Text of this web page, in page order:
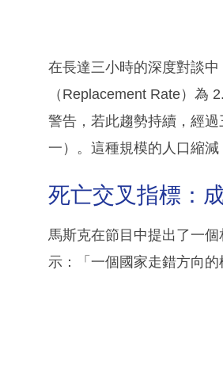
在長達三小時的深度對談
（Replacement Rate）為
警告，若此趨勢持續，經
一）。這種規模的人口縮減
死亡交叉指標：
馬斯克在節目中提出了一
示：「一個國家走錯方向